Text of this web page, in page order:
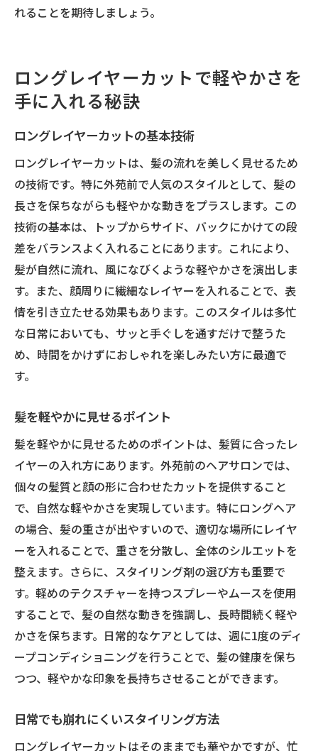
れることを期待しましょう。
ロングレイヤーカットで軽やかさを
手に入れる秘訣
ロングレイヤーカットの基本技術
ロングレイヤーカットは、髪の流れを美しく見せるため
の技術です。特に外苑前で人気のスタイルとして、髪の
長さを保ちながらも軽やかな動きをプラスします。この
技術の基本は、トップからサイド、バックにかけての段
差をバランスよく入れることにあります。これにより、
髪が自然に流れ、風になびくような軽やかさを演出しま
す。また、顔周りに繊細なレイヤーを入れることで、表
情を引き立たせる効果もあります。このスタイルは多忙
な日常においても、サッと手ぐしを通すだけで整うた
め、時間をかけずにおしゃれを楽しみたい方に最適で
す。
髪を軽やかに見せるポイント
髪を軽やかに見せるためのポイントは、髪質に合ったレ
イヤーの入れ方にあります。外苑前のヘアサロンでは、
個々の髪質と顔の形に合わせたカットを提供すること
で、自然な軽やかさを実現しています。特にロングヘア
の場合、髪の重さが出やすいので、適切な場所にレイヤ
ーを入れることで、重さを分散し、全体のシルエットを
整えます。さらに、スタイリング剤の選び方も重要で
す。軽めのテクスチャーを持つスプレーやムースを使用
することで、髪の自然な動きを強調し、長時間続く軽や
かさを保ちます。日常的なケアとしては、週に1度のディ
ープコンディショニングを行うことで、髪の健康を保ち
つつ、軽やかな印象を長持ちさせることができます。
日常でも崩れにくいスタイリング方法
ロングレイヤーカットはそのままでも華やかですが、忙